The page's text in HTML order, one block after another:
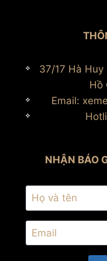
37/17 Hà Huy
Hồ
Email:
NHẬN BÁO